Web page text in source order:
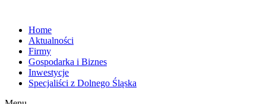
Home
Aktualności
Firmy
Gospodarka i Biznes
Inwestycje
Specjaliści z Dolnego Śląska